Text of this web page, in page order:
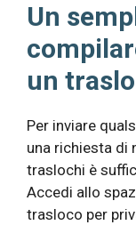
Un
un
Per inviare
una richiesta di
traslochi è
Accedi allo
trasloco per